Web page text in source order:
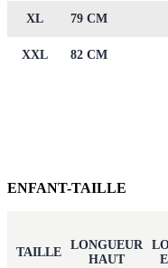
XL 79 CM
XXL 82 CM
ENFANT-TAILLE
TAILLE
LONGUEUR
HAUT